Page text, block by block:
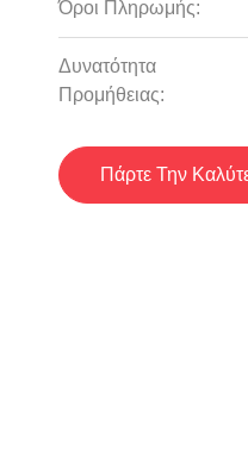
Όροι Πληρωμής:
Δυνατότητα
Προμήθειας:
Πάρτε Την